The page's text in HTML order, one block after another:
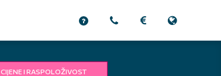
CIJENE I RASPOLOŽIVOST